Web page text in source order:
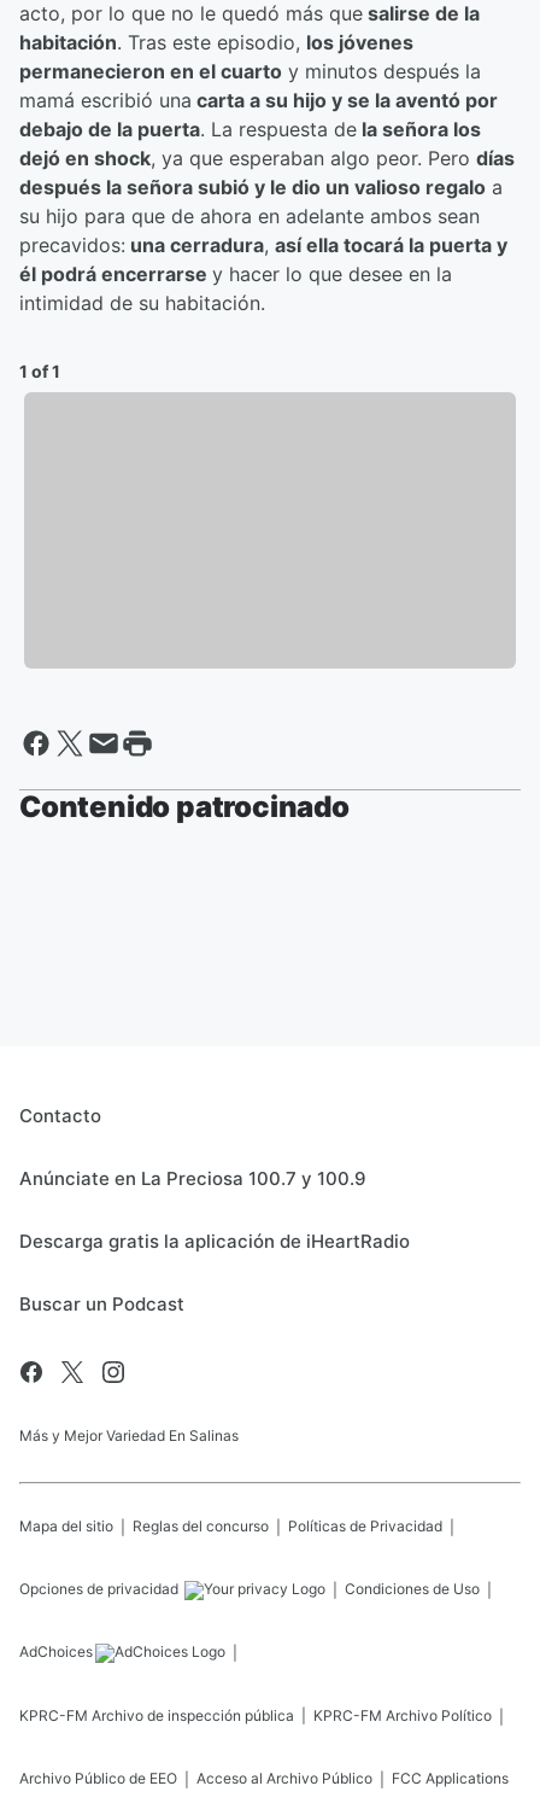
acto, por lo que no le quedó más que salirse de la
habitación. Tras este episodio, los jóvenes
permanecieron en el cuarto y minutos después la
mamá escribió una carta a su hijo y se la aventó por
debajo de la puerta. La respuesta de la señora los
dejó en shock, ya que esperaban algo peor. Pero días
después la señora subió y le dio un valioso regalo a
su hijo para que de ahora en adelante ambos sean
precavidos: una cerradura, así ella tocará la puerta y
él podrá encerrarse y hacer lo que desee en la
intimidad de su habitación.
1 of 1
Contenido patrocinado
Contacto
Anúnciate en La Preciosa 100.7 y 100.9
Descarga gratis la aplicación de iHeartRadio
Buscar un Podcast
Más y Mejor Variedad En Salinas
Mapa del sitio Reglas del concurso Políticas de Privacidad
Opciones de privacidad Condiciones de Uso
AdChoices
KPRC-FM Archivo de inspección pública KPRC-FM Archivo Político
Archivo Público de EEO Acceso al Archivo Público FCC Applications